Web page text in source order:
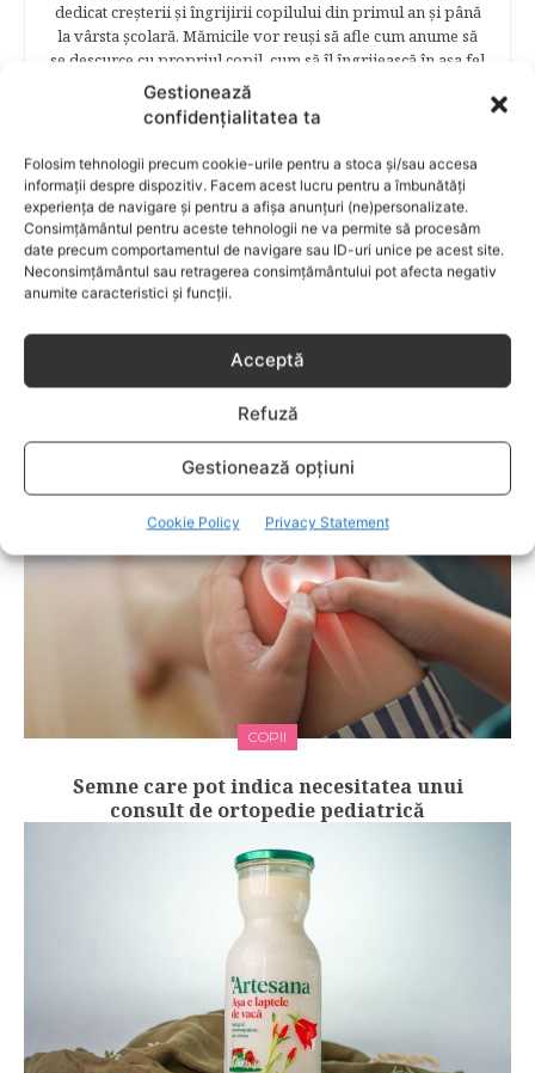
Gestionează
confidențialitatea ta
Folosim tehnologii precum cookie-urile pentru a stoca și/sau accesa
informații despre dispozitiv. Facem acest lucru pentru a îmbunătăți
experiența de navigare și pentru a afișa anunțuri (ne)personalizate.
Consimțământul pentru aceste tehnologii ne va permite să procesăm
date precum comportamentul de navigare sau ID-uri unice pe acest site.
Neconsimțământul sau retragerea consimțământului pot afecta negativ
anumite caracteristici și funcții.
Acceptă
Refuză
Gestionează opțiuni
Cookie Policy Privacy Statement
dedicat creşterii şi îngrijirii copilului din primul an şi până
la vârsta şcolară. Mămicile vor reuşi să afle cum anume să
se descurce cu propriul copil, cum să îl îngrijească în aşa fel
încât să crească perfect sănătos. EDUCAŢIE – este un capitol
captivant în care poţi afla cum să îţi educi copilul în aşa fel
încât să poţi obţine performanţe şcolare sigure. FAMILIA –
este un capitol destinat vieţii de familie ce conţine o serie
întreagă de sfaturi eficiente. COPII TALENTAŢI – este un
capitol fascinant dedicat copiilor valoroși ai țării. ÎNVAŢĂ
SĂ PREVII! –sunt prezentate soluţii de prevenire a
anumitor probleme de sănătate ce pot afecta atât viaţa
copiilor, cât şi pe cea a părinţilor.
COPII
Semne care pot indica necesitatea unui
consult de ortopedie pediatrică